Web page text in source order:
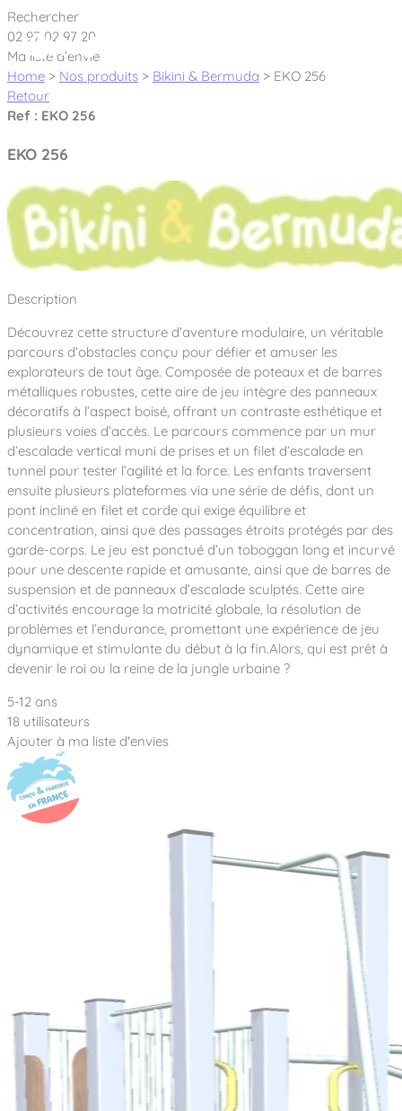
Cookies management panel
Créateur et fabricant d’aires de jeux &
Nos dernières actualités
À propos
Nos engagements
Notre partenariat avec l’association Rêves de clown
Nos Garanties
Notre concept
Notre entreprise
Notre équipe
Nous rejoindre
Aires de jeux Bikini & Bermuda®
Tous nos jeux
Jeux inclusifs
Jeux recyclés
Nos univers
Sport & Fitness Sport&Co®
Agrès fitness
Parcours de santé
Stadium Arena
Street workout
Surfpark
Équipements sportifs
Mobilier & accessoires
Mobilier urbain
Accessoires ludiques
Nos clients
Collectivités
Établissements scolaires
Architectes, Paysagistes-concepteurs
Camping et résidences de vacances
Notre expertise
Des aires intergénérationnelles de
Des aires de jeux pour tous les enfants
L’éco-conception de nos jeux
La végétalisation des cours d’école
Nos matériaux
Nos fonctions ludiques & sportives
Réalisations
Contact
Les questions fréquentes
Catalogues
Rechercher
02 97 02 97 20
Ma liste d’envie
Home > Nos produits > Bikini & Bermuda > EKO 256
Retour
Ref : EKO 256
EKO 256
Description
Découvrez cette structure d’aventure modulaire, un véritable
parcours d’obstacles conçu pour défier et amuser les
explorateurs de tout âge. Composée de poteaux et de barres
métalliques robustes, cette aire de jeu intègre des panneaux
décoratifs à l’aspect boisé, offrant un contraste esthétique et
plusieurs voies d’accès. Le parcours commence par un mur
d’escalade vertical muni de prises et un filet d’escalade en
tunnel pour tester l’agilité et la force. Les enfants traversent
ensuite plusieurs plateformes via une série de défis, dont un
pont incliné en filet et corde qui exige équilibre et
concentration, ainsi que des passages étroits protégés par des
garde-corps. Le jeu est ponctué d’un toboggan long et incurvé
pour une descente rapide et amusante, ainsi que de barres de
suspension et de panneaux d’escalade sculptés. Cette aire
d’activités encourage la motricité globale, la résolution de
problèmes et l’endurance, promettant une expérience de jeu
dynamique et stimulante du début à la fin.Alors, qui est prêt à
devenir le roi ou la reine de la jungle urbaine ?
5-12 ans
18 utilisateurs
Ajouter à ma liste d'envies